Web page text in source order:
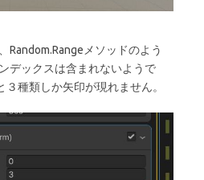
Random.Rangeメソッドのよう
デックスは含まれないようで
種類しか矢印が現れません。